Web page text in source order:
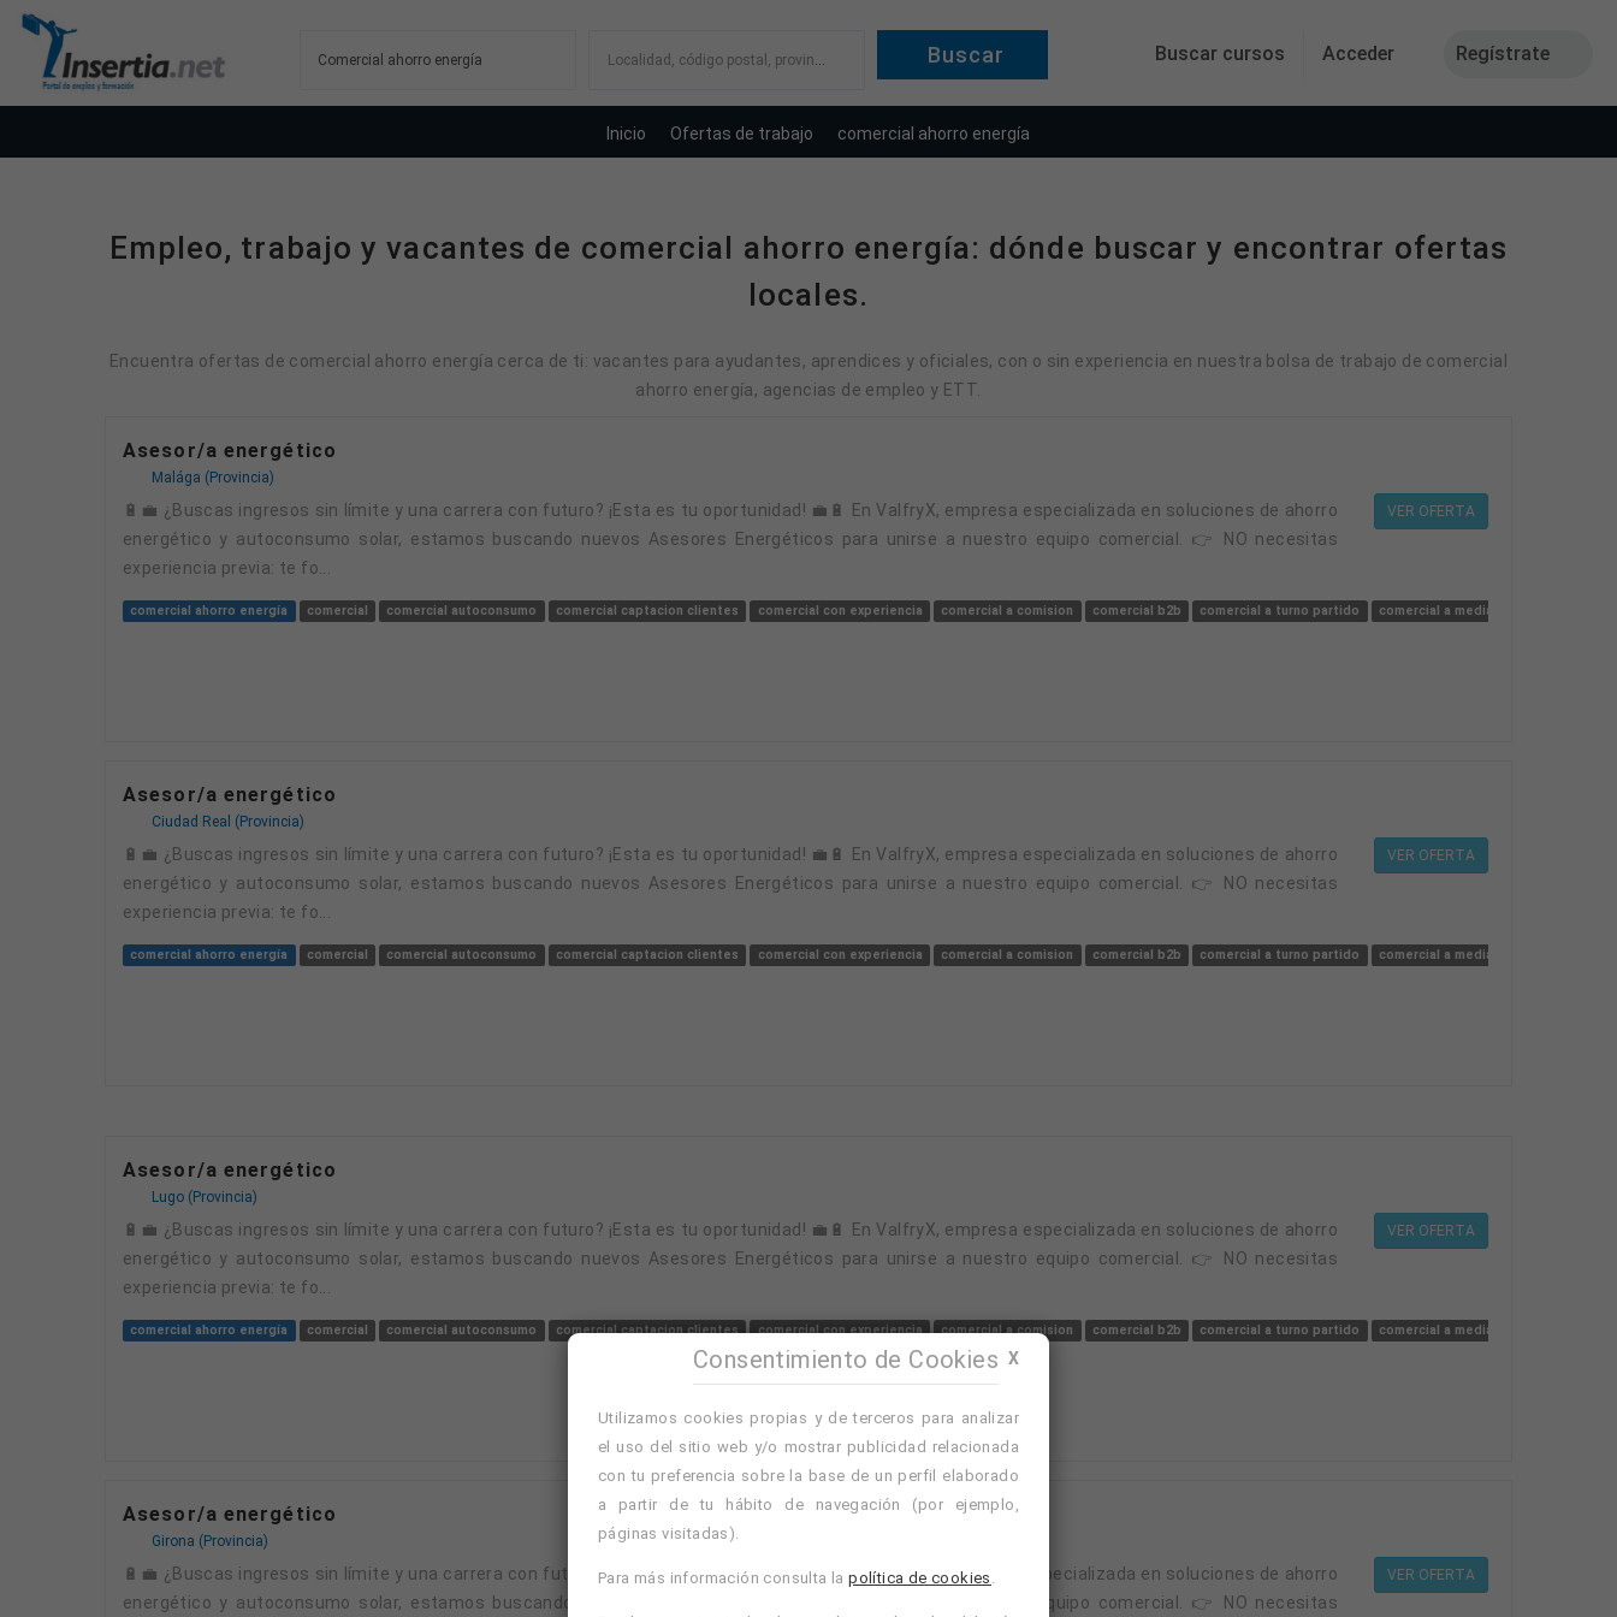
Buscar cursos Acceder Regístrate
Localidad, código postal, provincia
Inicio Ofertas de trabajo comercial ahorro energía
Empleo, trabajo y vacantes de comercial ahorro energía: dónde buscar y encontrar ofertas
locales.
Encuentra ofertas de comercial ahorro energía cerca de ti: vacantes para ayudantes, aprendices y oficiales, con o sin experiencia en nuestra bolsa de trabajo de comercial
ahorro energía, agencias de empleo y ETT.
Asesor/a energético
Malága (Provincia)
🔋💼 ¿Buscas ingresos sin límite y una carrera con futuro? ¡Esta es tu oportunidad! 💼🔋 En ValfryX, empresa especializada en soluciones de ahorro
energético y autoconsumo solar, estamos buscando nuevos Asesores Energéticos para unirse a nuestro equipo comercial. 👉 NO necesitas
experiencia previa: te fo...
VER OFERTA
comercial ahorro energía comercial comercial autoconsumo comercial captacion clientes comercial con experiencia comercial a comision comercial b2b comercial a turno partido comercial a media jornada
Asesor/a energético
Ciudad Real (Provincia)
🔋💼 ¿Buscas ingresos sin límite y una carrera con futuro? ¡Esta es tu oportunidad! 💼🔋 En ValfryX, empresa especializada en soluciones de ahorro
energético y autoconsumo solar, estamos buscando nuevos Asesores Energéticos para unirse a nuestro equipo comercial. 👉 NO necesitas
experiencia previa: te fo...
VER OFERTA
comercial ahorro energía comercial comercial autoconsumo comercial captacion clientes comercial con experiencia comercial a comision comercial b2b comercial a turno partido comercial a media jornada
Asesor/a energético
Lugo (Provincia)
🔋💼 ¿Buscas ingresos sin límite y una carrera con futuro? ¡Esta es tu oportunidad! 💼🔋 En ValfryX, empresa especializada en soluciones de ahorro
energético y autoconsumo solar, estamos buscando nuevos Asesores Energéticos para unirse a nuestro equipo comercial. 👉 NO necesitas
experiencia previa: te fo...
VER OFERTA
comercial ahorro energía comercial comercial autoconsumo comercial captacion clientes comercial con experiencia comercial a comision comercial b2b comercial a turno partido comercial a media jornada
Asesor/a energético
Girona (Provincia)
🔋💼 ¿Buscas ingresos sin límite y una carrera con futuro? ¡Esta es tu oportunidad! 💼🔋 En ValfryX, empresa especializada en soluciones de ahorro
energético y autoconsumo solar, estamos buscando nuevos Asesores Energéticos para unirse a nuestro equipo comercial. 👉 NO necesitas
VER OFERTA
X
Consentimiento de Cookies
Utilizamos cookies propias y de terceros para analizar
el uso del sitio web y/o mostrar publicidad relacionada
con tu preferencia sobre la base de un perfil elaborado
a partir de tu hábito de navegación (por ejemplo,
páginas visitadas).
Para más información consulta lapolítica de cookies